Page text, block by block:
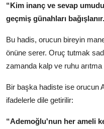
“Kim inanç ve sevap
geçmiş günahları
Bu hadis, orucun bireyin
önüne serer. Oruç tutmak
zamanda kalp ve ruhu arıtma
Bir başka hadiste ise orucun
ifadelerle dile getirilir:
“Ademoğlu'nun her ameli